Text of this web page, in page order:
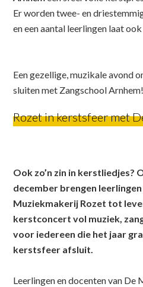
Er worden twee- en
en een aantal leerlingen laat
Een gezellige, muzikale avond
sluiten met Zangschool Arnhem!
Rozet in kerstsfeer met
Ook zo’n zin in kerstliedjes?
december brengen
Muziekmakerij Rozet tot
kerstconcert vol muziek,
voor iedereen die het jaar
kerstsfeer afsluit.
Leerlingen en docenten van